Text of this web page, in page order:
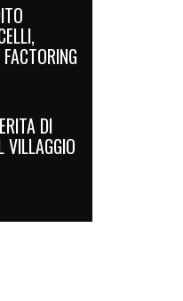
DI
VILLAGGIO